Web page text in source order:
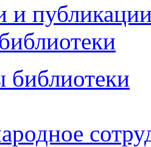
и
библиотеки